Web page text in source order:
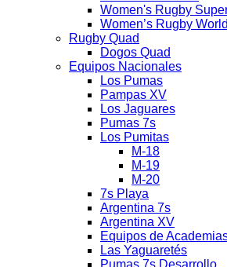
Women's Rugby
Women’s Rugby
Rugby Quad
Dogos Quad
Equipos Nacionales
Los Pumas
Pampas XV
Los Jaguares
Pumas 7s
Los Pumitas
M-18
M-19
M-20
7s Playa
Argentina 7s
Argentina XV
Equipos de
Las Yaguaretés
Pumas 7s Desarrollo